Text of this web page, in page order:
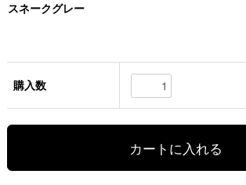
スネークグレー
購入数